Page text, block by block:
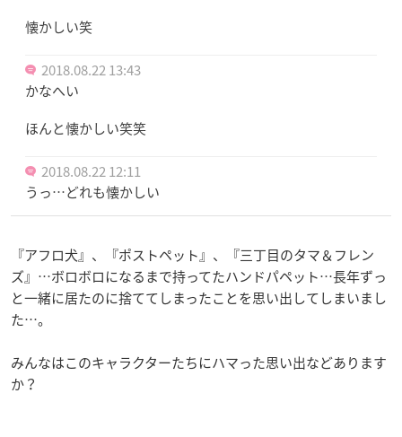
懐かしい笑
2018.08.22 13:43
かなへい
ほんと懐かしい笑笑
2018.08.22 12:11
うっ…どれも懐かしい
『アフロ犬』、『ポストペット』、『三丁目のタマ＆フレン
ズ』…ボロボロになるまで持ってたハンドパペット…長年ずっ
と一緒に居たのに捨ててしまったことを思い出してしまいまし
た…。
みんなはこのキャラクターたちにハマった思い出などあります
か？